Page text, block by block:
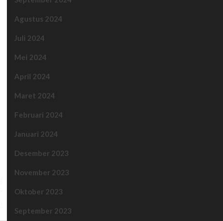
Agustus 2024
Juli 2024
Mei 2024
April 2024
Maret 2024
Februari 2024
Januari 2024
Desember 2023
November 2023
Oktober 2023
September 2023